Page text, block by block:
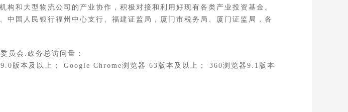
和大型物流公司的产业协作，积极对接和利用好现有各类产业投资基金。
中国人民银行福州中心支行、福建证监局，厦门市税务局、厦门证监局，各
员会.政务总访问量：
本及以上； Google Chrome浏览器 63版本及以上； 360浏览器9.1版本